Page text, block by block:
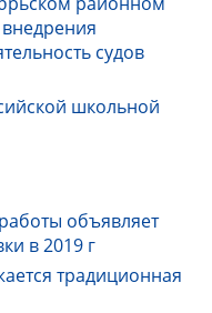
судов
школьной
объявляет
в 2019 г
традиционная